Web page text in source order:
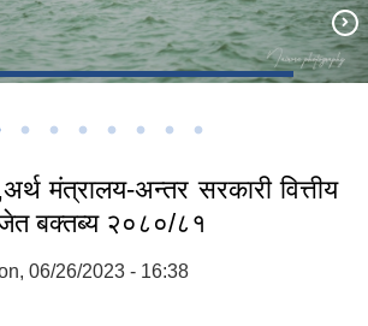
Park with Resort (Working -Under
मंत्रालय-अन्तर सरकारी वित्तीय
बक्तब्य २०८०/८१
06/26/2023 - 16:38